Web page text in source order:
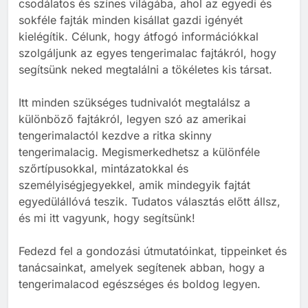
BLOG
1
Tengerimalac és nyúl együtt
tartása
BLOG ELHELYEZÉSÜK
2
Barackot ehet a tengerimalac?
TÁPLÁLÁS
Banánt ehet a tengerimalac?
TÁPLÁLÁS TENGERIMALAC TARTÁS
csodálatos és színes világába, ahol az egyedi és
sokféle fajták minden kisállat gazdi igényét
kielégítik. Célunk, hogy átfogó információkkal
szolgáljunk az egyes tengerimalac fajtákról, hogy
segítsünk neked megtalálni a tökéletes kis társat.
Itt minden szükséges tudnivalót megtalálsz a
különböző fajtákról, legyen szó az amerikai
tengerimalactól kezdve a ritka skinny
tengerimalacig. Megismerkedhetsz a különféle
szőrtípusokkal, mintázatokkal és
személyiségjegyekkel, amik mindegyik fajtát
egyedülállóvá teszik. Tudatos választás előtt állsz,
és mi itt vagyunk, hogy segítsünk!
Fedezd fel a gondozási útmutatóinkat, tippeinket és
tanácsainkat, amelyek segítenek abban, hogy a
tengerimalacod egészséges és boldog legyen.